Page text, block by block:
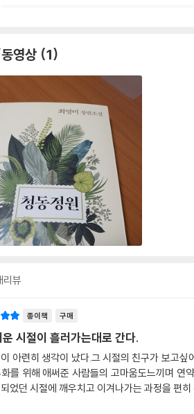
영상 (1)
리뷰
종이책 구매
시절이 흘러가는대로 간다.
아련히 생각이 났다.그 시절의 친구가 보고
를 위해 애써준 사람들의 고마움도느끼며 연
었던 시절에 깨우치고 이겨나가는 과정을 편